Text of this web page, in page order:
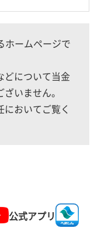
ホームページで
どについて当金
いません。
おいてご覧く
公式アプリ